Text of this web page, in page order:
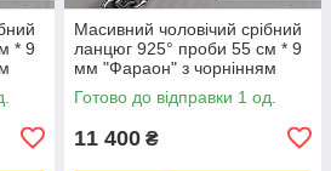
* 9
Масивний чоловічий срібний
ланцюг 925° проби 55 см * 9
мм "Фараон" з чорнінням
Готово до відправки 1 од.
11 400 ₴